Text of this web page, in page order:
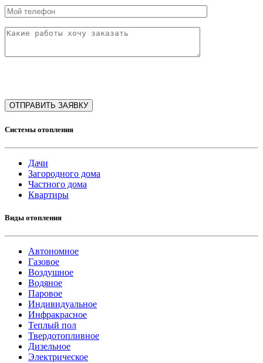
Системы отопления
Дачи
Загородного дома
Частного дома
Квартиры
Виды отопления
Автономное
Газовое
Воздушное
Водяное
Паровое
Индивидуальное
Инфракрасное
Теплый пол
Твердотопливное
Дизельное
Электрическое